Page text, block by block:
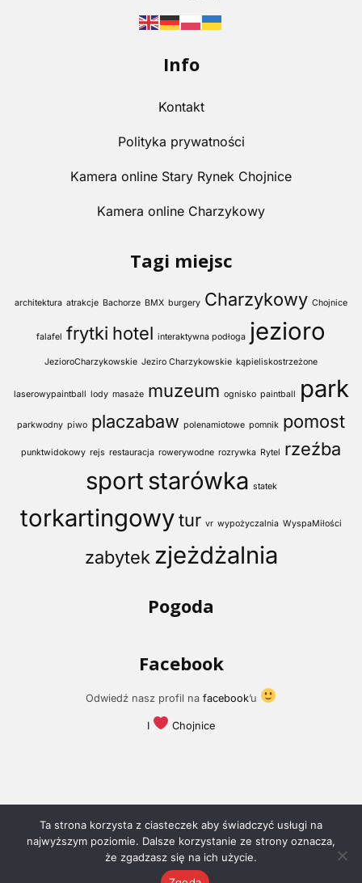
Info
Kontakt
Polityka prywatności
Kamera online Stary Rynek Chojnice
Kamera online Charzykowy
Tagi miejsc
architektura atrakcje Bachorze BMX burgery Charzykowy Chojnice
falafel frytki hotel interaktywna podłoga jezioro
JezioroCharzykowskie Jeziro Charzykowskie kąpieliskostrzeżone
laserowypaintball lody masaże muzeum ognisko paintball park
parkwodny piwo placzabaw polenamiotowe pomnik pomost
punktwidokowy rejs restauracja rowerywodne rozrywka Rytel rzeźba
sport starówka statek
torkartingowytur vr wypożyczalnia WyspaMiłości
zabytek zjeżdżalnia
Pogoda
Facebook
Odwiedź nasz profil nafacebook’u
I Chojnice
© 2018 - I Love Chojnice
Ta strona korzysta z ciasteczek aby świadczyć usługi na
najwyższym poziomie. Dalsze korzystanie ze strony oznacza,
że zgadzasz się na ich użycie.